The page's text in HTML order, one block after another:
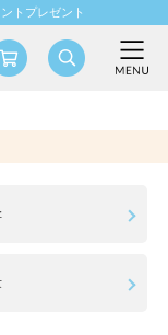
トプレゼント